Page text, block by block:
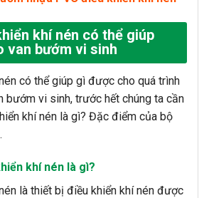
khí nén có thể giúp
van bướm vi sinh
có thể giúp gì được cho quá trình
bướm vi sinh, trước hết chúng ta cần
khí nén là gì? Đặc điểm của bộ
khí nén là gì?
là thiết bị điều khiển khí nén được